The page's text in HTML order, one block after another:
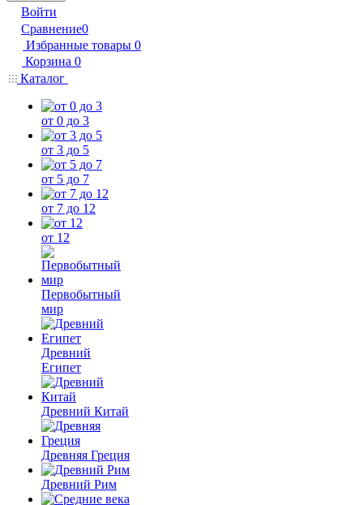
Войти
Сравнение0
Избранные товары 0
Корзина 0
Каталог
от 0 до 3
от 3 до 5
от 5 до 7
от 7 до 12
от 12
Первобытный
мир
Древний
Египет
Древний Китай
Древняя Греция
Древний Рим